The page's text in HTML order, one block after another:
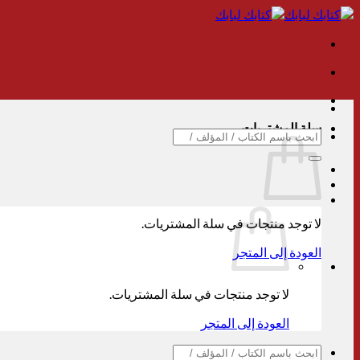
تخطي
سلة المشتريات
لا توجد منتجات في سلة المشتريات.
العودة إلى المتجر
البحث
عن:
لا توجد منتجات في سلة المشتريات.
العودة إلى المتجر
البحث